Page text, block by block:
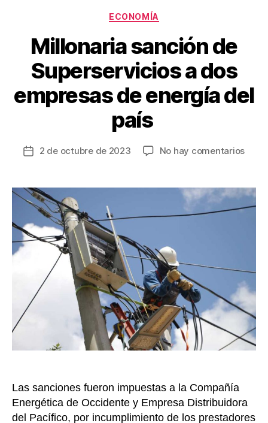
Categorías
ECONOMÍA
Millonaria sanción de
Superservicios a dos
empresas de energía del
país
Fecha
entrada
2 de octubre de 2023 No hay comentariosen
de
del
país
Las sanciones fueron impuestas a la Compañía
Energética de Occidente y Empresa Distribuidora
del Pacífico, por incumplimiento de los prestadores